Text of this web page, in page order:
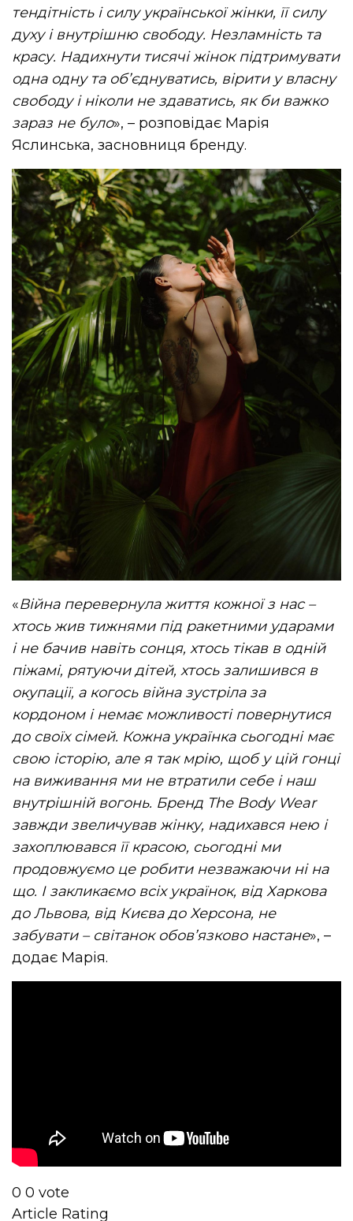
тендітність і силу української жінки, її силу
духу і внутрішню свободу. Незламність та
красу. Надихнути тисячі жінок підтримувати
одна одну та об’єднуватись, вірити у власну
свободу і ніколи не здаватись, як би важко
зараз не було», – розповідає Марія
Яслинська, засновниця бренду.
«Війна перевернула життя кожної з нас –
хтось жив тижнями під ракетними ударами
і не бачив навіть сонця, хтось тікав в одній
піжамі, рятуючи дітей, хтось залишився в
окупації, а когось війна зустріла за
кордоном і немає можливості повернутися
до своїх сімей. Кожна українка сьогодні має
свою історію, але я так мрію, щоб у цій гонці
на виживання ми не втратили себе і наш
внутрішній вогонь. Бренд The Body Wear
завжди звеличував жінку, надихався нею і
захоплювався її красою, сьогодні ми
продовжуємо це робити незважаючи ні на
що. І закликаємо всіх українок, від Харкова
до Львова, від Києва до Херсона, не
забувати – світанок обов’язково настане», –
додає Марія.
0 0 vote
Article Rating